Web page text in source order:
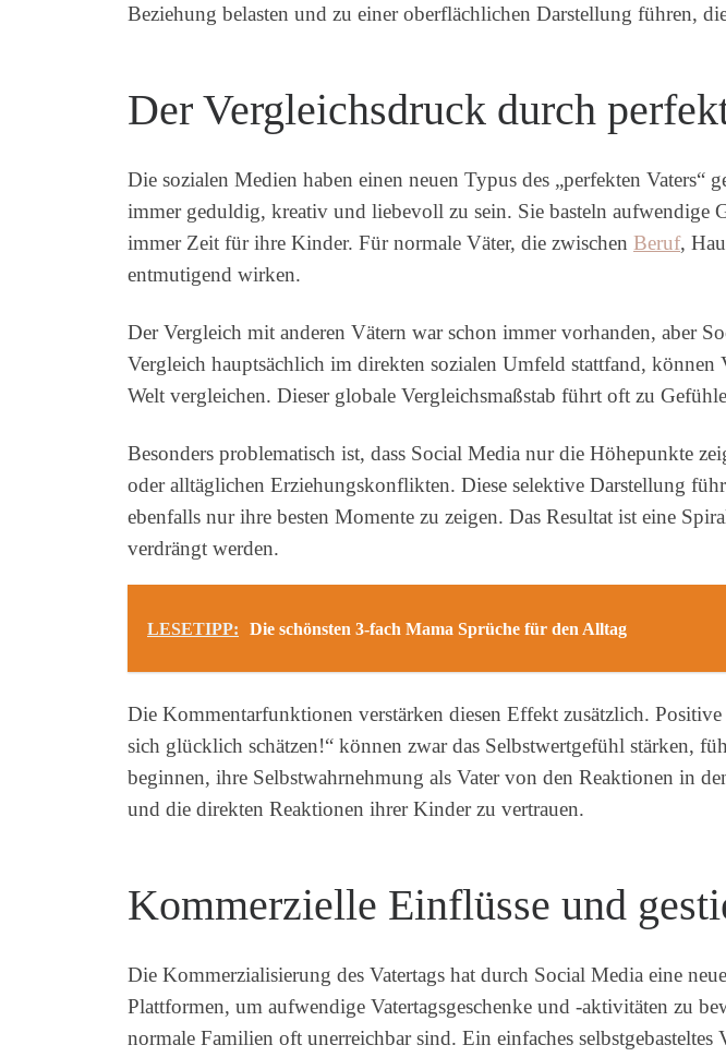
Beziehung belasten und zu einer oberflächlichen Darstellung führen,
Der Vergleichsdruck durch
Die sozialen Medien haben einen neuen Typus des „perfekten Vaters“
immer geduldig, kreativ und liebevoll zu sein. Sie basteln aufwendige
immer Zeit für ihre Kinder. Für normale Väter, die zwischen Beruf,
entmutigend wirken.
Der Vergleich mit anderen Vätern war schon immer vorhanden, aber
Vergleich hauptsächlich im direkten sozialen Umfeld stattfand,
Welt vergleichen. Dieser globale Vergleichsmaßstab führt oft zu
Besonders problematisch ist, dass Social Media nur die Höhepunkte
oder alltäglichen Erziehungskonflikten. Diese selektive Darstellung
ebenfalls nur ihre besten Momente zu zeigen. Das Resultat ist eine
verdrängt werden.
LESETIPP: Die schönsten 3-fach Mama Sprüche für den Alltag
Die Kommentarfunktionen verstärken diesen Effekt zusätzlich.
sich glücklich schätzen!“ können zwar das Selbstwertgefühl stärken,
beginnen, ihre Selbstwahrnehmung als Vater von den Reaktionen in
und die direkten Reaktionen ihrer Kinder zu vertrauen.
Kommerzielle Einflüsse und
Die Kommerzialisierung des Vatertags hat durch Social Media eine
Plattformen, um aufwendige Vatertagsgeschenke und -aktivitäten zu
normale Familien oft unerreichbar sind. Ein einfaches